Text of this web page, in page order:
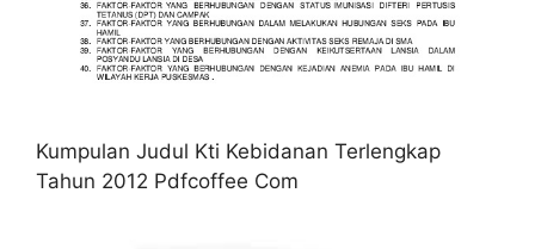
Kumpulan Judul Kti Kebidanan Terlengkap
Tahun 2012 Pdfcoffee Com